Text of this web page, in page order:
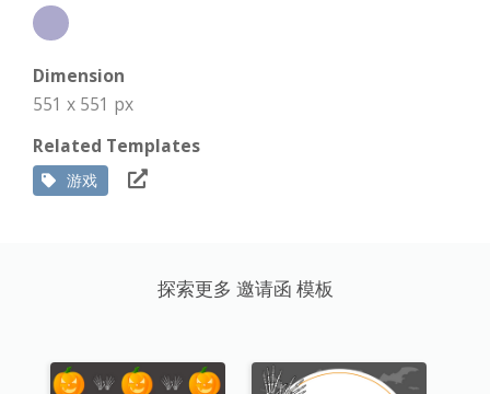
Dimension
551 x 551 px
Related Templates
游戏
探索更多 邀请函 模板